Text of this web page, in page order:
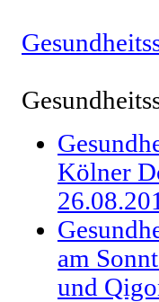
Kölner
am
und